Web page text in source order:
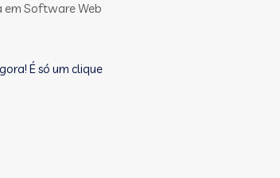
em Software Web
É só um clique